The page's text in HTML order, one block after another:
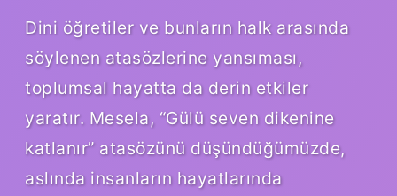
Dini öğretiler ve bunların halk arasında
söylenen atasözlerine yansıması,
toplumsal hayatta da derin etkiler
yaratır. Mesela, “Gülü seven dikenine
katlanır” atasözünü düşündüğümüzde,
aslında insanların hayatlarında